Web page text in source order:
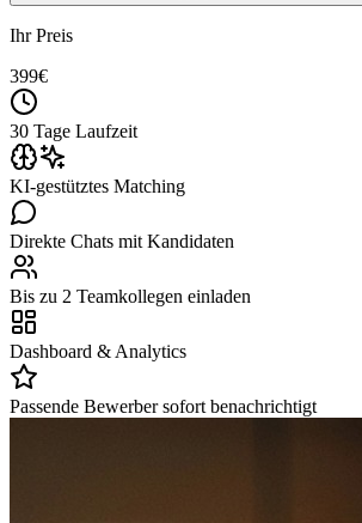
Ihr Preis
399€
30 Tage Laufzeit
KI-gestütztes Matching
Direkte Chats mit Kandidaten
Bis zu 2 Teamkollegen einladen
Dashboard & Analytics
Passende Bewerber sofort benachrichtigt